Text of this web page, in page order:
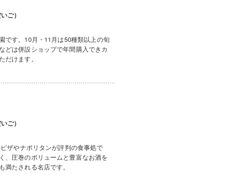
ご）
です。10月・11月は50種類以上の旬
どは併設ショップで年間購入できカ
けます。
ご）
ザやナポリタンが評判の食事処で
、圧巻のボリュームと豊富なお酒を
たされる名店です。